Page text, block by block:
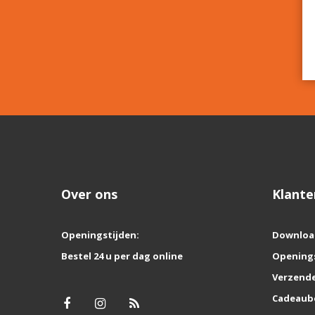
Over ons
Openingstijden:
Bestel 24 u per dag online